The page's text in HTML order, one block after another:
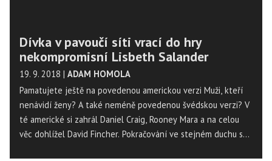
Dívka v pavoučí síti vrací do hry
nekompromisní Lisbeth Salander
19. 9. 2018 | ADAM HOMOLA
Pamatujete ještě na povedenou americkou verzi Muži, kteří
nenávidí ženy? A také neméně povedenou švédskou verzi? V
té americké si zahrál Daniel Craig, Rooney Mara a na celou
věc dohlížel David Fincher. Pokračování ve stejném duchu se